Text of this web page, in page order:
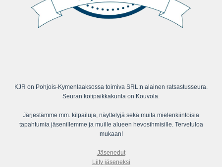
KJR on Pohjois-Kymenlaaksossa toimiva SRL:n alainen ratsastusseura.
Seuran kotipaikkakunta on Kouvola.
Järjestämme mm. kilpailuja, näyttelyjä sekä muita mielenkiintoisia
tapahtumia jäsenillemme ja muille alueen hevosihmisille. Tervetuloa
mukaan!
Jäsenedut
Liity jäseneksi